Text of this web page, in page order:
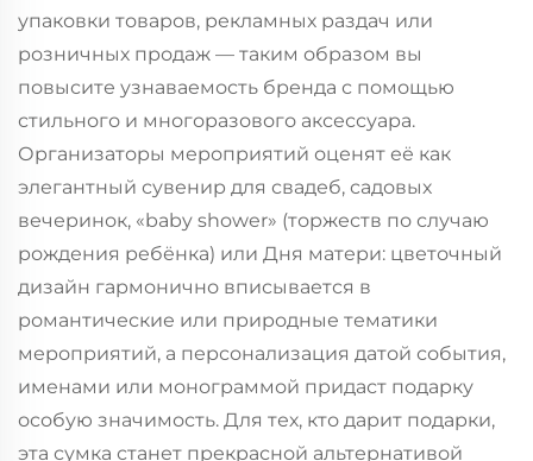
упаковки товаров, рекламных раздач или
розничных продаж — таким образом вы
повысите узнаваемость бренда с помощью
стильного и многоразового аксессуара.
Организаторы мероприятий оценят её как
элегантный сувенир для свадеб, садовых
вечеринок, «baby shower» (торжеств по случаю
рождения ребёнка) или Дня матери: цветочный
дизайн гармонично вписывается в
романтические или природные тематики
мероприятий, а персонализация датой события,
именами или монограммой придаст подарку
особую значимость. Для тех, кто дарит подарки,
эта сумка станет прекрасной альтернативой